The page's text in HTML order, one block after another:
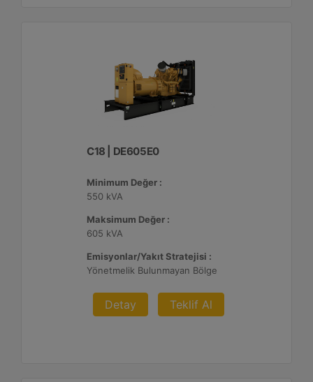
C18 | DE605E0
Minimum Değer :
550 kVA
Maksimum Değer :
605 kVA
Emisyonlar/Yakıt Stratejisi :
Yönetmelik Bulunmayan Bölge
Detay Teklif Al